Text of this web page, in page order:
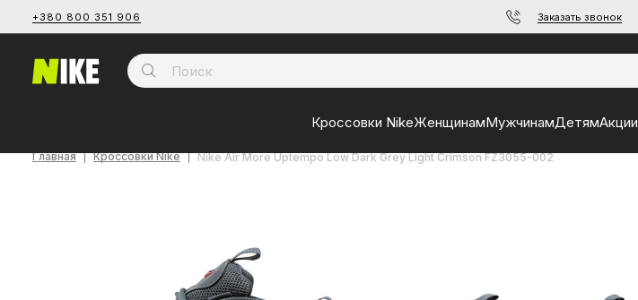
+380 800 351 906 Заказать звонок
Кроссовки NikeЖенщинамМужчинамДетямАкции
Главная Кроссовки Nike Nike Air More Uptempo Low Dark Grey Light Crimson FZ3055-002